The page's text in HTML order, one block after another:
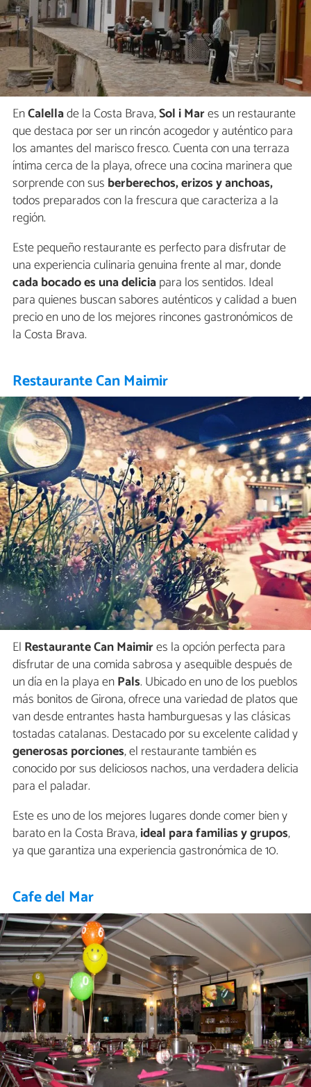
EnCalellade la Costa Brava,Sol i Mares un restaurante
que destaca por ser un rincón acogedor y auténtico para
los amantes del marisco fresco. Cuenta con una terraza
íntima cerca de la playa, ofrece una cocina marinera que
sorprende con sus berberechos, erizos y anchoas,
todos preparados con la frescura que caracteriza a la
región.
Este pequeño restaurante es perfecto para disfrutar de
una experiencia culinaria genuina frente al mar, donde
cada bocado es una deliciapara los sentidos. Ideal
para quienes buscan sabores auténticos y calidad a buen
precio en uno de los mejores rincones gastronómicos de
la Costa Brava.
Restaurante Can Maimir
El Restaurante Can Maimires la opción perfecta para
disfrutar de una comida sabrosa y asequible después de
un día en la playa enPals. Ubicado en uno de los pueblos
más bonitos de Girona, ofrece una variedad de platos que
van desde entrantes hasta hamburguesas y las clásicas
tostadas catalanas. Destacado por su excelente calidad y
generosas porciones, el restaurante también es
conocido por sus deliciosos nachos, una verdadera delicia
para el paladar.
Este es uno de los mejores lugares donde comer bien y
barato en la Costa Brava,ideal para familias y grupos,
ya que garantiza una experiencia gastronómica de 10.
Cafe del Mar